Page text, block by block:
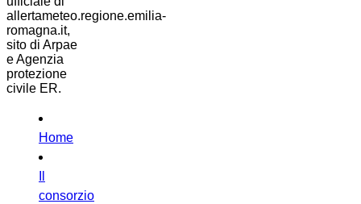
allertameteo.regione.emilia-
romagna.it,
sito di Arpae
e Agenzia
protezione
civile ER.
Home
consorzio